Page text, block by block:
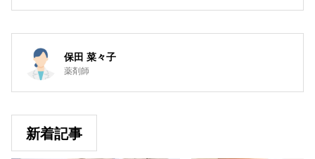
保田 菜々子
薬剤師
新着記事